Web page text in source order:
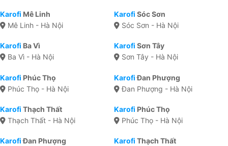
Karofi Mê Linh
Mê Linh - Hà Nội
Karofi Sóc Sơn
Sóc Sơn - Hà Nội
Karofi Ba Vì
Ba Vì - Hà Nội
Karofi Sơn Tây
Sơn Tây - Hà Nội
Karofi Phúc Thọ
Phúc Thọ - Hà Nội
KarofiĐan Phượng
Đan Phượng - Hà Nội
Karofi Thạch Thất
Thạch Thất - Hà Nội
Karofi Phúc Thọ
Phúc Thọ - Hà Nội
KarofiĐan Phượng
Karofi Thạch Thất